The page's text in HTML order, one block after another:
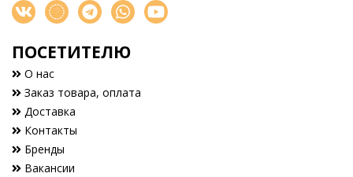
ПОСЕТИТЕЛЮ
О нас
Заказ товара, оплата
Доставка
Контакты
Бренды
Вакансии